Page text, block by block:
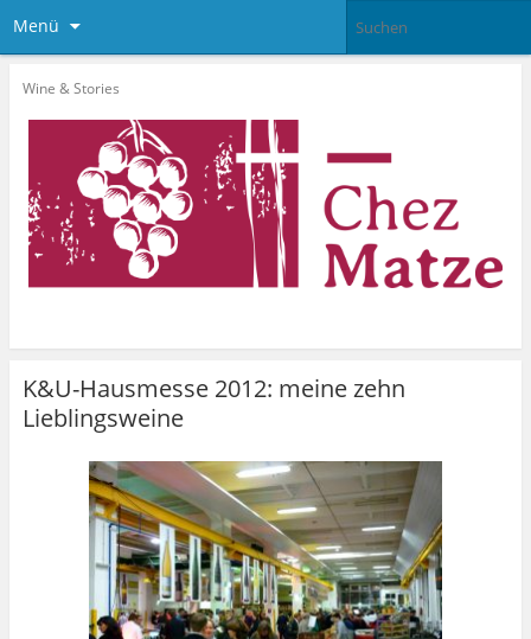
Menü
Wine & Stories
K&U-Hausmesse 2012: meine zehn
Lieblingsweine